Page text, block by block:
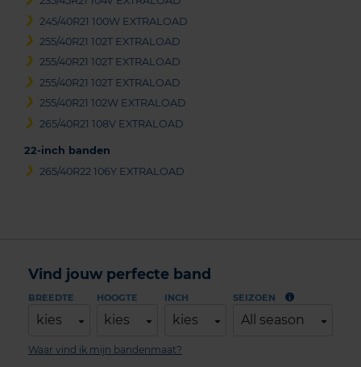
245/40R21 100W EXTRALOAD
255/40R21 102T EXTRALOAD
255/40R21 102T EXTRALOAD
255/40R21 102T EXTRALOAD
255/40R21 102W EXTRALOAD
265/40R21 108V EXTRALOAD
22-inch banden
265/40R22 106Y EXTRALOAD
Vind jouw perfecte band
BREEDTE
kies
HOOGTE
kies
INCH
kies
SEIZOEN
All season
Waar vind ik mijn bandenmaat?